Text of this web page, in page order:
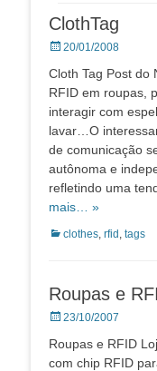
ClothTag
Posted
20/01/2008
Cloth Tag Post do
RFID em roupas,
interagir com
lavar…O
de comunicação
autônoma e
refletindo uma
mais… »
Categorias:
clothes rfid tags
Roupas e
Posted
23/10/2007
Roupas e RFID
com chip RFID